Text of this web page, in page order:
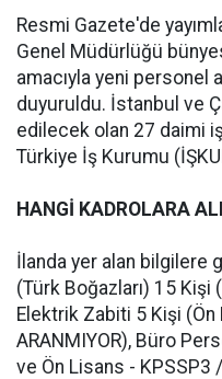
Resmi Gazete'de
Genel Müdürlüğü
amacıyla yeni personel
duyuruldu. İstanbul ve
edilecek olan 27 daimi
Türkiye İş Kurumu
HANGİ KADROLARA
İlanda yer alan bilgilere
(Türk Boğazları) 15
Elektrik Zabiti 5 Kişi (Ön
ARANMIYOR), Büro
ve Ön Lisans - KPSSP3